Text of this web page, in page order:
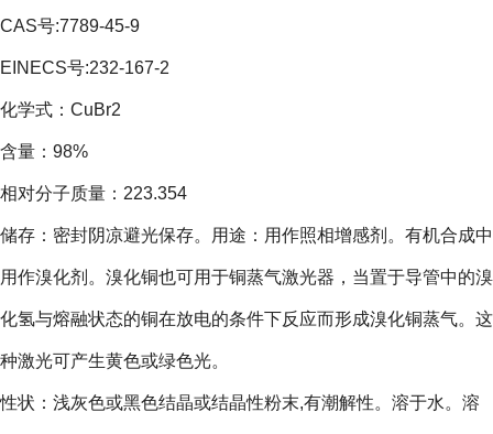
CAS号:7789-45-9
EINECS号:232-167-2
化学式：CuBr2
含量：98%
相对分子质量：223.354
储存：密封阴凉避光保存。用途：用作照相增感剂。有机合成中
用作溴化剂。溴化铜也可用于铜蒸气激光器，当置于导管中的溴
化氢与熔融状态的铜在放电的条件下反应而形成溴化铜蒸气。这
种激光可产生黄色或绿色光。
性状：浅灰色或黑色结晶或结晶性粉末,有潮解性。溶于水。溶